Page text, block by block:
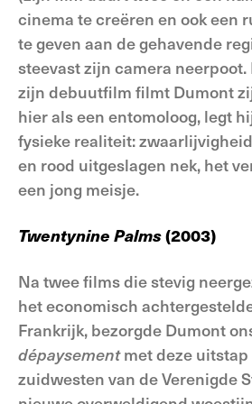
cinema te creëren en ook een
te geven aan de gehavende
steevast zijn camera
zijn debuutfilm filmt Dumont
hier als een entomoloog, legt
fysieke realiteit:
en rood uitgeslagen nek, het
een jong meisje.
Twentynine Palms(2003)
Na twee films die stevig
het economisch
Frankrijk, bezorgde Dumont
dépaysementmet deze
zuidwesten van de Verenigde